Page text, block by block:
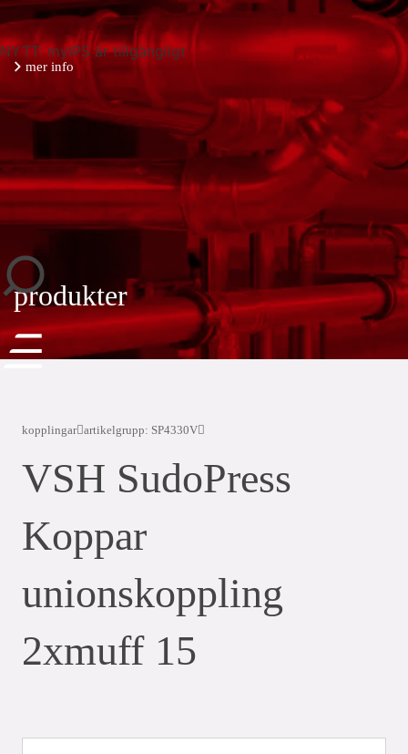
NYTT: myIPS är tillgängligt
mer info
stäng
produkter
kopplingar artikelgrupp: SP4330V
VSH SudoPress
Koppar
unionskoppling
2xmuff 15